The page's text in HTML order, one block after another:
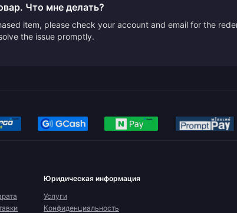
Что мне делать?
item, please check your account and email for the
the issue promptly.
Юридическая информация
Услуги
Конфиденциальность